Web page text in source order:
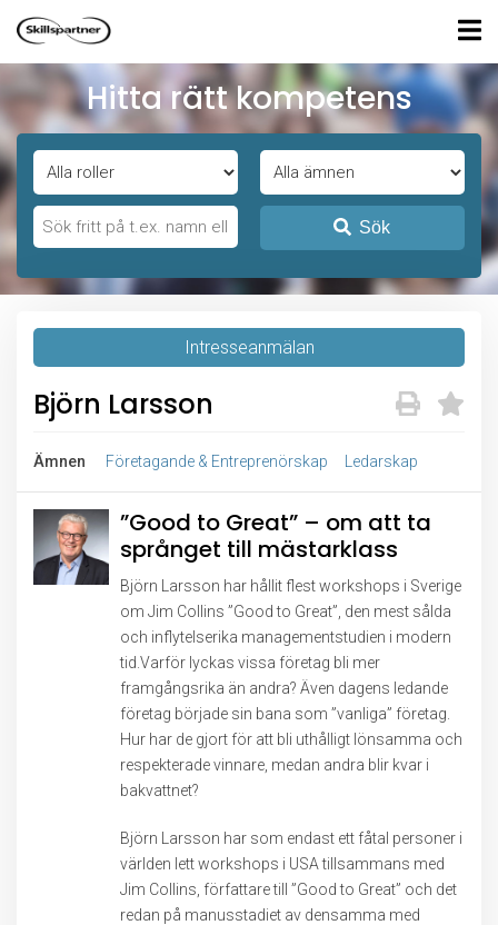
Hitta rätt kompetens
Sök
Intresseanmälan
Björn Larsson
Ämnen Företagande & Entreprenörskap Ledarskap
”Good to Great” – om att ta
språnget till mästarklass
Björn Larsson har hållit flest workshops i Sverige
om Jim Collins ”Good to Great”, den mest sålda
och inflytelserika managementstudien i modern
tid.Varför lyckas vissa företag bli mer
framgångsrika än andra? Även dagens ledande
företag började sin bana som ”vanliga” företag.
Hur har de gjort för att bli uthålligt lönsamma och
respekterade vinnare, medan andra blir kvar i
bakvattnet?
Björn Larsson har som endast ett fåtal personer i
världen lett workshops i USA tillsammans med
Jim Collins, författare till ”Good to Great” och det
redan på manusstadiet av densamma med